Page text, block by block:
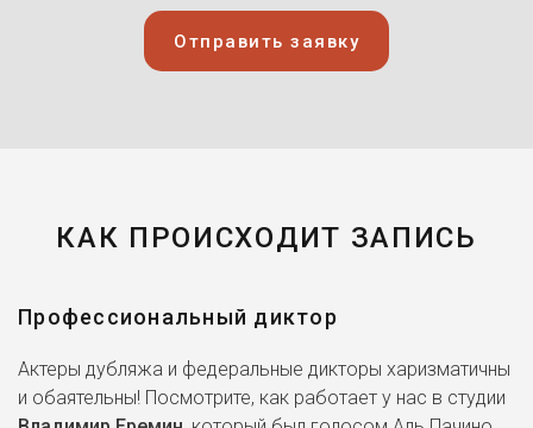
Отправить заявку
КАК ПРОИСХОДИТ ЗАПИСЬ
Профессиональный диктор
Актеры дубляжа и федеральные дикторы харизматичны
и обаятельны! Посмотрите, как работает у нас в студии